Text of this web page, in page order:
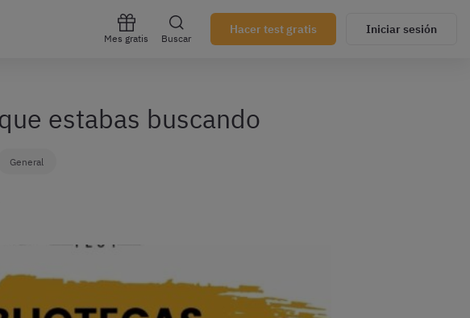
Mes gratis Buscar
Hacer test gratis Iniciar sesión
estabas buscando
General